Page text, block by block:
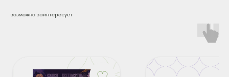
возможно заинтересует